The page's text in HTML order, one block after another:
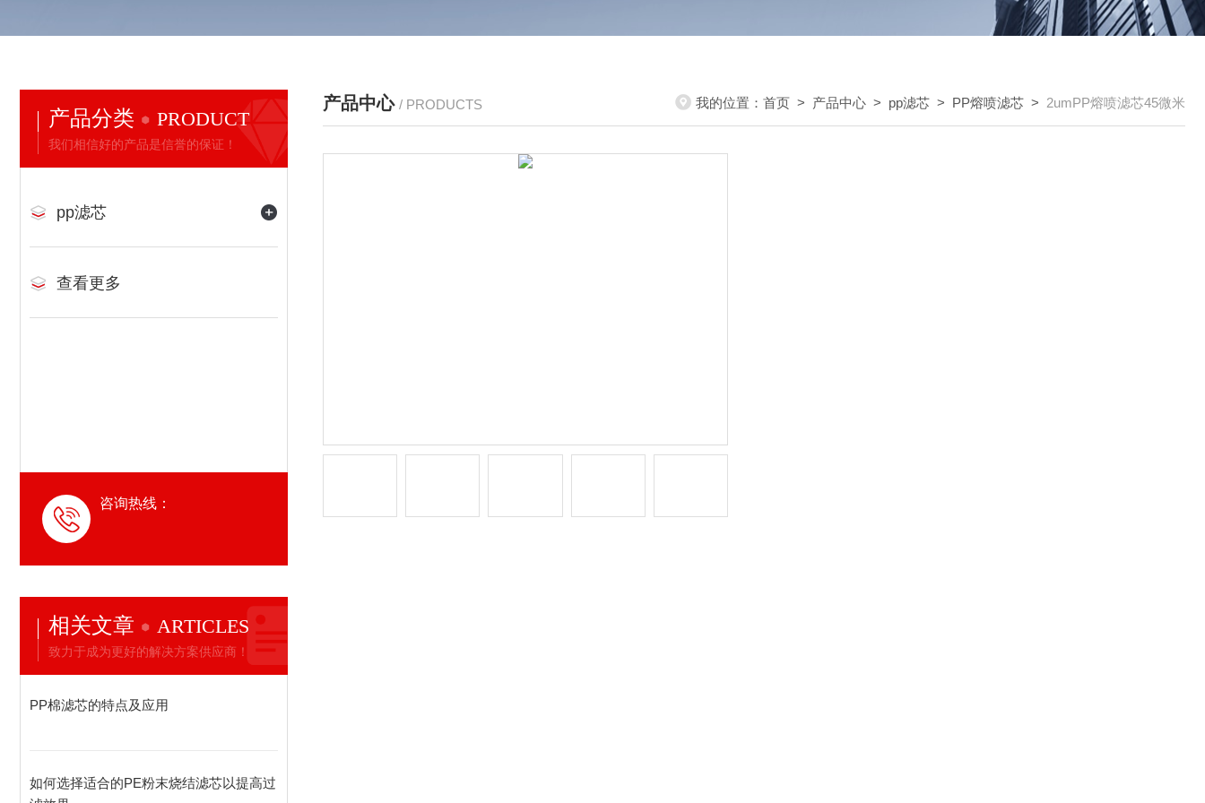
产品分类 PRODUCT
我们相信好的产品是信誉的保证！
pp滤芯
查看更多
咨询热线：
相关文章 ARTICLES
致力于成为更好的解决方案供应商！
PP棉滤芯的特点及应用
如何选择适合的PE粉末烧结滤芯以提高过
产品中心 / PRODUCTS 我的位置： 首页 > 产品中心 > pp滤芯 > PP熔喷滤芯 > 2umPP熔喷滤芯45微米